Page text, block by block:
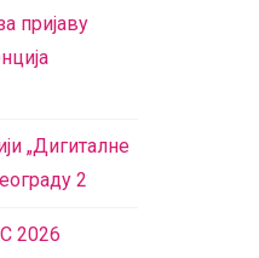
пријаву
„Дигиталне
2
2026